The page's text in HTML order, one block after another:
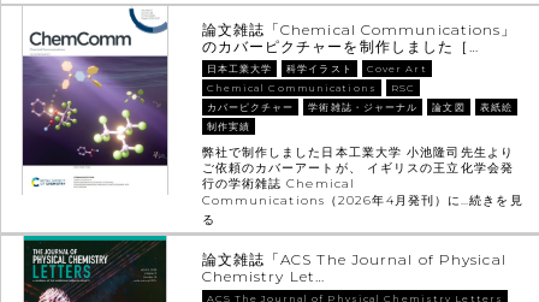
論文雑誌「Chemical Communications」
のカバーピクチャーを制作しました［…
日本工業大学 科学イラスト
Cover Art
Chemical Communications
RSC
カバーピクチャー
学術雑誌・ジャーナル 論文図
表紙絵
制作実績
弊社で制作しました日本工業大学 小池隆司先生より
ご依頼のカバーアートが、 イギリスの王立化学会発
行の学術雑誌 Chemical
Communications（2026年4月発刊）に…続きを見
る
論文雑誌「ACS The Journal of Physical
Chemistry Let…
ACS The Journal of Physical Chemistry Letters